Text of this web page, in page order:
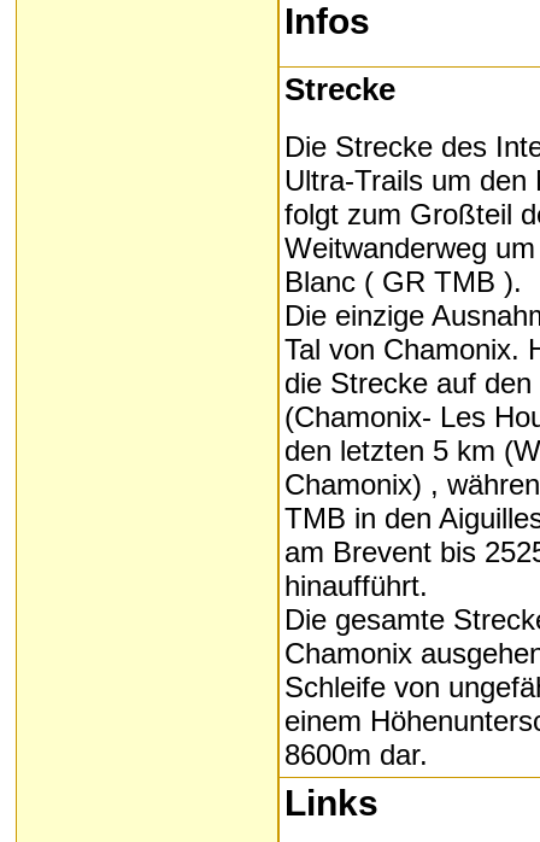
Infos
Strecke
Die Strecke des
Ultra-Trails um den
folgt zum Großteil
Weitwanderweg
Blanc ( GR TMB ).
Die einzige
Tal von Chamonix.
die Strecke auf
(Chamonix- Les
den letzten 5 km
Chamonix) ,
TMB in den
am Brevent bis
hinaufführt.
Die gesamte
Chamonix
Schleife von
einem
8600m dar.
Links